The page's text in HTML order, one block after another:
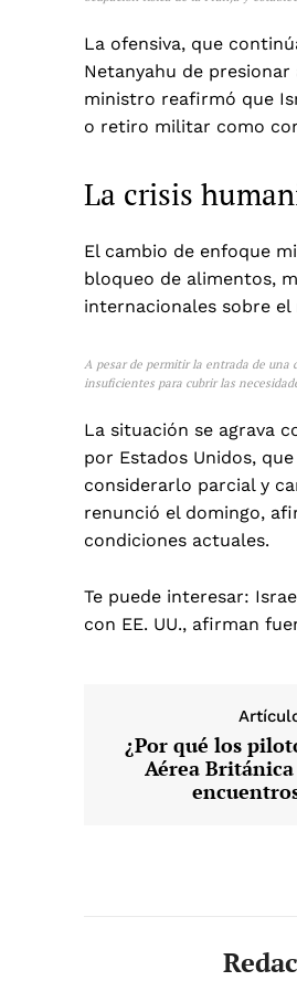
La ofensiva, que
Netanyahu de
ministro reafirmó que
o retiro militar como
La crisis
El cambio de enfoque
bloqueo de alimentos,
internacionales sobre
A pesar de permitir la entrada de una
insuficientes para cubrir las
La situación se agrava
por Estados Unidos,
considerarlo parcial y
renunció el domingo,
condiciones actuales.
Te puede interesar:
con EE. UU., afirman
¿Por qué los
Aérea